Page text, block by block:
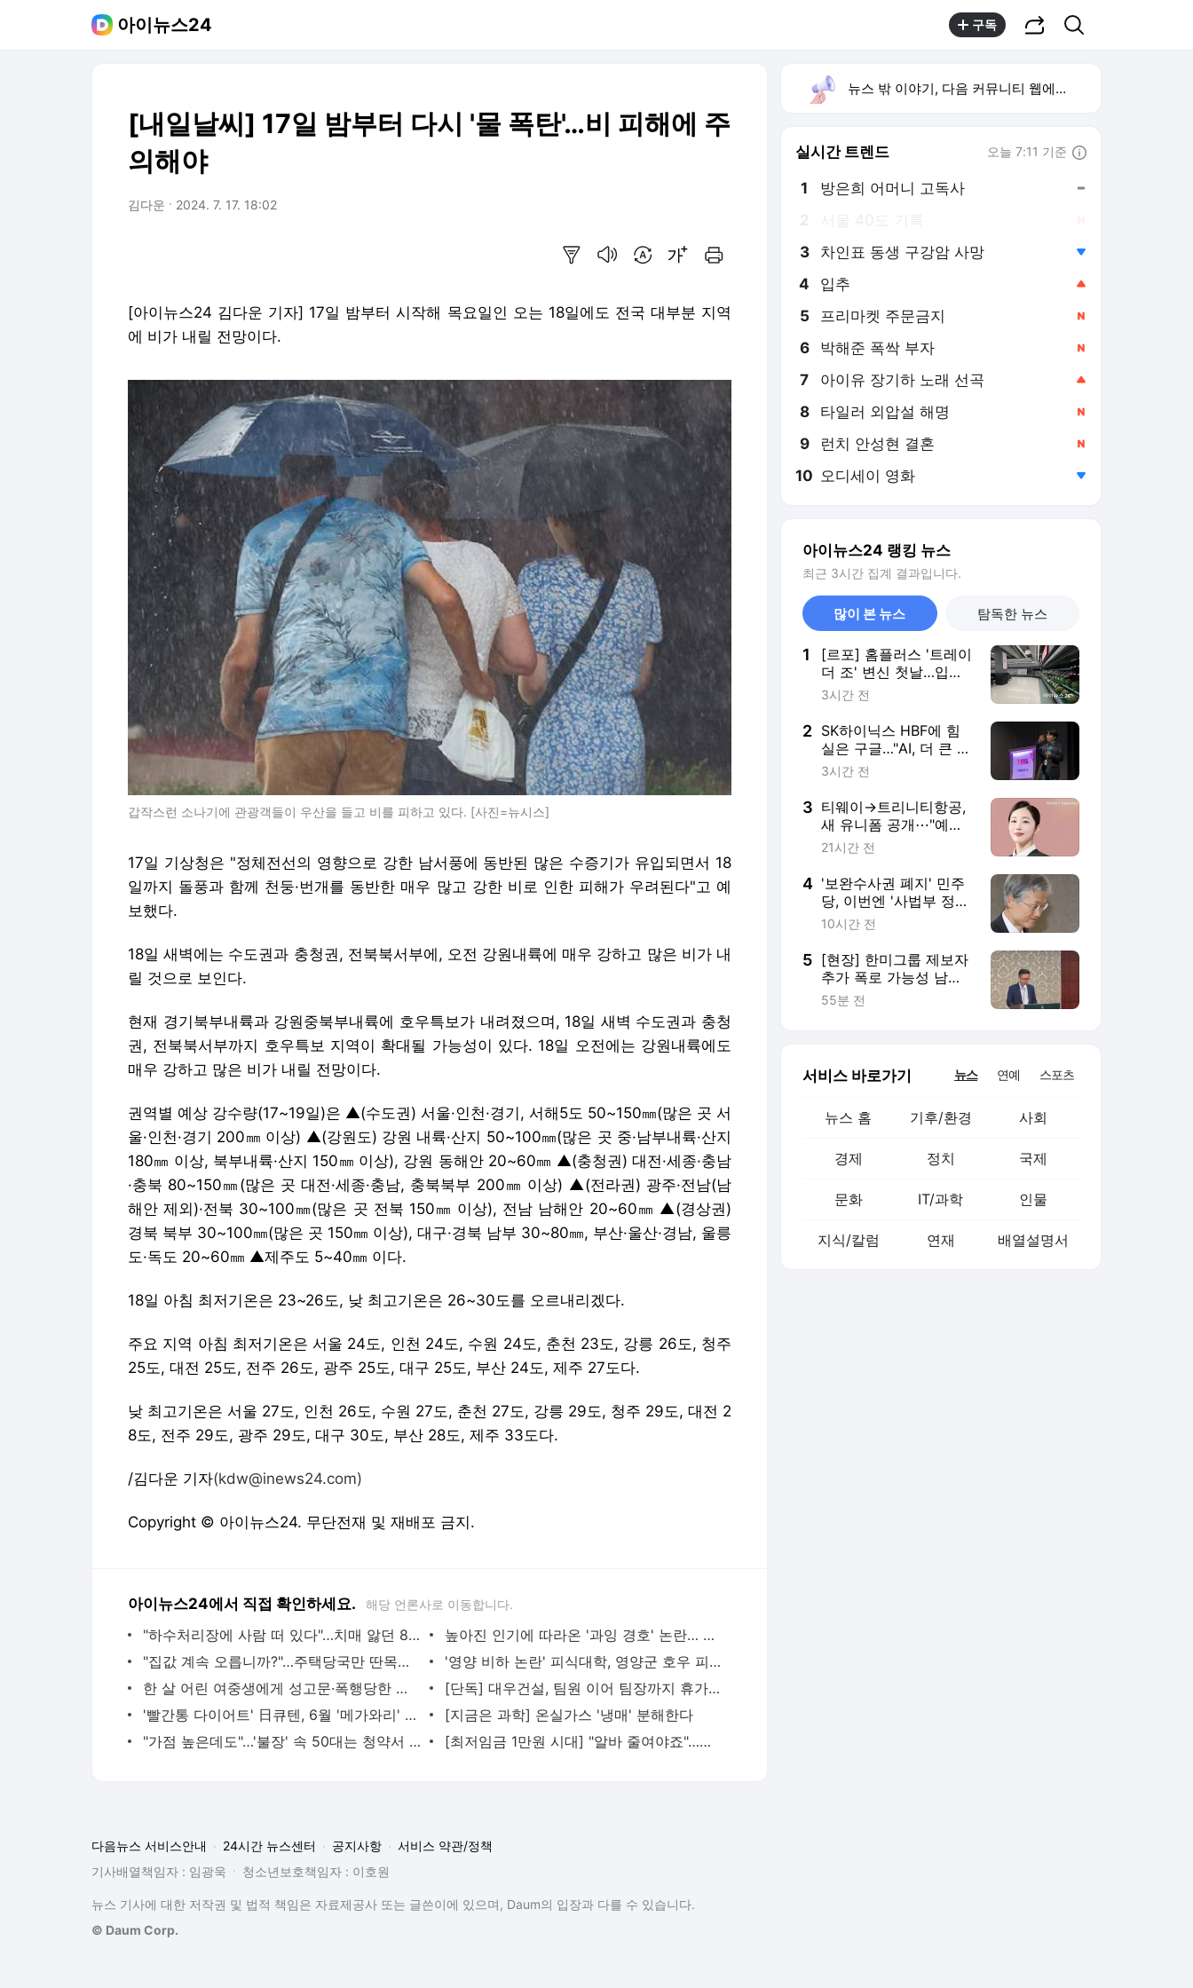
아이뉴스24 구독
[내일날씨] 17일 밤부터 다시 '물 폭탄'…비 피해에 주
의해야
김다운 2024. 7. 17. 18:02
[아이뉴스24 김다운 기자] 17일 밤부터 시작해 목요일인 오는 18일에도 전국 대부분 지역
에 비가 내릴 전망이다.
갑작스런 소나기에 관광객들이 우산을 들고 비를 피하고 있다. [사진=뉴시스]
17일 기상청은 "정체전선의 영향으로 강한 남서풍에 동반된 많은 수증기가 유입되면서 18
일까지 돌풍과 함께 천둥·번개를 동반한 매우 많고 강한 비로 인한 피해가 우려된다"고 예
보했다.
18일 새벽에는 수도권과 충청권, 전북북서부에, 오전 강원내륙에 매우 강하고 많은 비가 내
릴 것으로 보인다.
현재 경기북부내륙과 강원중북부내륙에 호우특보가 내려졌으며, 18일 새벽 수도권과 충청
권, 전북북서부까지 호우특보 지역이 확대될 가능성이 있다. 18일 오전에는 강원내륙에도
매우 강하고 많은 비가 내릴 전망이다.
권역별 예상 강수량(17~19일)은 ▲(수도권) 서울·인천·경기, 서해5도 50~150㎜(많은 곳 서
울·인천·경기 200㎜ 이상) ▲(강원도) 강원 내륙·산지 50~100㎜(많은 곳 중·남부내륙·산지
180㎜ 이상, 북부내륙·산지 150㎜ 이상), 강원 동해안 20~60㎜ ▲(충청권) 대전·세종·충남
·충북 80~150㎜(많은 곳 대전·세종·충남, 충북북부 200㎜ 이상) ▲(전라권) 광주·전남(남
해안 제외)·전북 30~100㎜(많은 곳 전북 150㎜ 이상), 전남 남해안 20~60㎜ ▲(경상권)
경북 북부 30~100㎜(많은 곳 150㎜ 이상), 대구·경북 남부 30~80㎜, 부산·울산·경남, 울릉
도·독도 20~60㎜ ▲제주도 5~40㎜ 이다.
18일 아침 최저기온은 23~26도, 낮 최고기온은 26~30도를 오르내리겠다.
주요 지역 아침 최저기온은 서울 24도, 인천 24도, 수원 24도, 춘천 23도, 강릉 26도, 청주
25도, 대전 25도, 전주 26도, 광주 25도, 대구 25도, 부산 24도, 제주 27도다.
낮 최고기온은 서울 27도, 인천 26도, 수원 27도, 춘천 27도, 강릉 29도, 청주 29도, 대전 2
8도, 전주 29도, 광주 29도, 대구 30도, 부산 28도, 제주 33도다.
/김다운 기자(kdw@inews24.com)
Copyright © 아이뉴스24. 무단전재 및 재배포 금지.
아이뉴스24에서 직접 확인하세요. 해당 언론사로 이동합니다.
"하수처리장에 사람 떠 있다"…치매 앓던 80대 노인 숨진 채 발견
높아진 인기에 따라온 '과잉 경호' 논란… 변우석, 잡음 속 입국 '팬들 마중엔 밝은 미소' [엔터포
"집값 계속 오릅니까?"…주택당국만 딴목소리
'영양 비하 논란' 피식대학, 영양군 호우 피해에 5000만원 현물 기부
한 살 어린 여중생에게 성고문·폭행당한 여고생…구속 영장은 '기각'
[단독] 대우건설, 팀원 이어 팀장까지 휴가 확대·보장
'빨간통 다이어트' 日큐텐, 6월 '메가와리' 푸드 카테고리 1위 기록
[지금은 과학] 온실가스 '냉매' 분해한다
"가점 높은데도"…'불장' 속 50대는 청약서 '미끄럼'
[최저임금 1만원 시대] "알바 줄여야죠"…편의점의 '한숨'
뉴스 밖 이야기, 다음 커뮤니티 웹에서 보기
실시간 트렌드 오늘 7:11 기준
1 방은희 어머니 고독사
3 차인표 동생 구강암 사망
4 입추
5 프리마켓 주문금지
6 박해준 폭싹 부자
7 아이유 장기하 노래 선곡
8 타일러 외압설 해명
9 런치 안성현 결혼
10 오디세이 영화
아이뉴스24 랭킹 뉴스
최근 3시간 집계 결과입니다.
많이 본 뉴스 탐독한 뉴스
1
[르포] 홈플러스 '트레이
더 조' 변신 첫날…입고
율 30%에 진열대 '텅'
3시간 전
2 SK하이닉스 HBF에 힘
실은 구글…"AI, 더 큰 메
모리 필요"
3시간 전
3 티웨이→트리니티항공,
새 유니폼 공개⋯"예쁘
다"
21시간 전
4 '보완수사권 폐지' 민주
당, 이번엔 '사법부 정조
준' [여의뷰]
10시간 전
5 [현장] 한미그룹 제보자
추가 폭로 가능성 남
겨⋯취득 경로는 여전히
55분 전
서비스 바로가기 뉴스 연예 스포츠
뉴스 홈 기후/환경 사회
경제 정치 국제
문화 IT/과학 인물
지식/칼럼 연재 배열설명서
다음뉴스 서비스안내 24시간 뉴스센터 공지사항
서비스 약관/정책
기사배열책임자 : 임광욱
청소년보호책임자 : 이호원
뉴스 기사에 대한 저작권 및 법적 책임은 자료제공사 또는 글쓴이에 있으며, Daum의 입장과 다를 수 있습니다.
© Daum Corp.